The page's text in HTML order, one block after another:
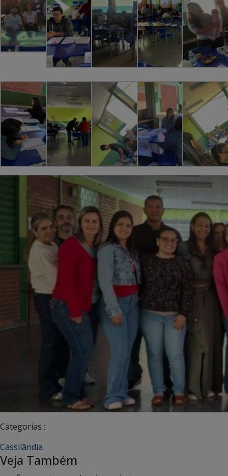
Categorias :
Cassilândia
Veja Também